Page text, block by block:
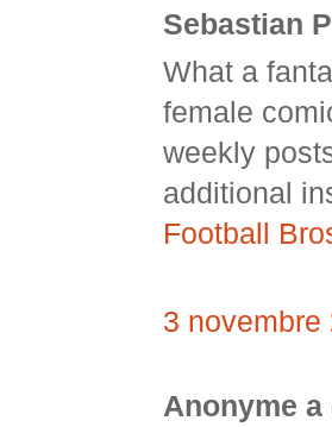
Sebastian
What a
female
weekly
additional
Football
3 novembre
Anonyme